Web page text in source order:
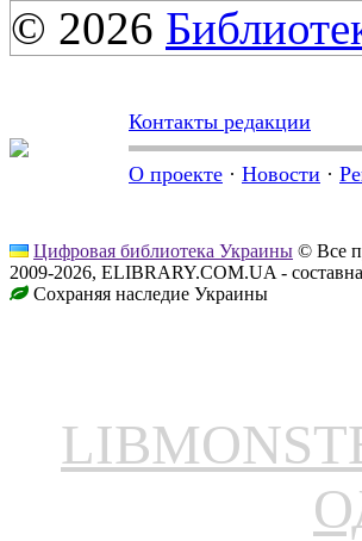
© 2026
Контакты редакции
О проекте · Новости ·
Цифровая библиотека Украины © Все
2009-2026, ELIBRARY.COM.UA -
Сохраняя наследие Украины